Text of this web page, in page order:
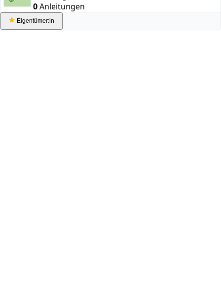
0Anleitungen
Eigentümer:in